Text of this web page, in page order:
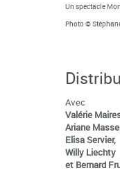
Un spectacle
Photo ©
Avec
Valérie
Ariane
Elisa Servier,
Willy Liechty
et Bernard